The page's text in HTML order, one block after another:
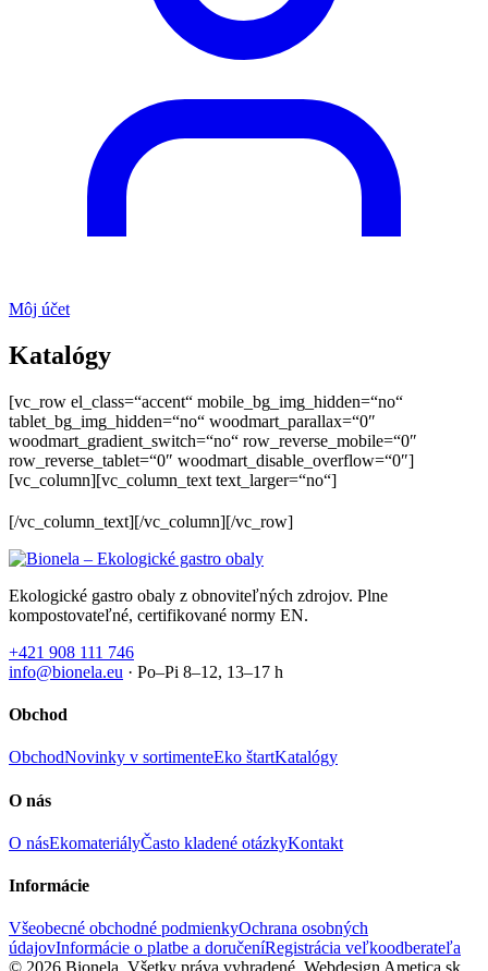
Môj účet
Katalógy
[vc_row el_class=“accent“ mobile_bg_img_hidden=“no“
tablet_bg_img_hidden=“no“ woodmart_parallax=“0″
woodmart_gradient_switch=“no“ row_reverse_mobile=“0″
row_reverse_tablet=“0″ woodmart_disable_overflow=“0″]
[vc_column][vc_column_text text_larger=“no“]
[/vc_column_text][/vc_column][/vc_row]
Ekologické gastro obaly z obnoviteľných zdrojov. Plne
kompostovateľné, certifikované normy EN.
+421 908 111 746
info@bionela.eu · Po–Pi 8–12, 13–17 h
Obchod
ObchodNovinky v sortimenteEko štartKatalógy
O nás
O násEkomateriályČasto kladené otázkyKontakt
Informácie
Všeobecné obchodné podmienkyOchrana osobných
údajovInformácie o platbe a doručeníRegistrácia veľkoodberateľa